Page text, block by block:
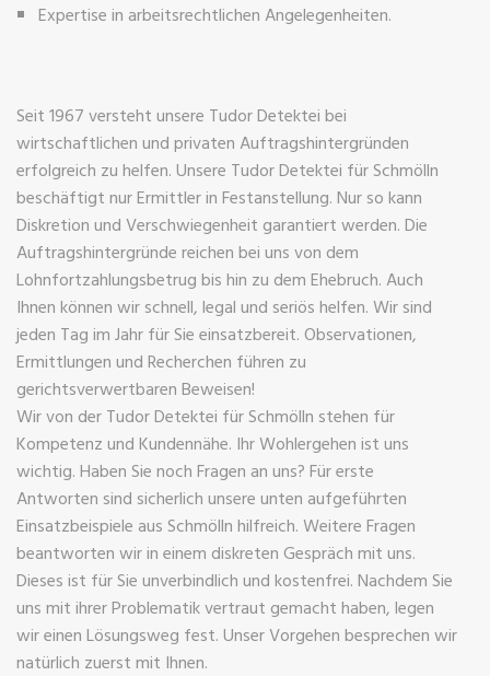
Expertise in arbeitsrechtlichen Angelegenheiten.
Seit 1967 versteht unsere Tudor Detektei bei
wirtschaftlichen und privaten Auftragshintergründen
erfolgreich zu helfen. Unsere Tudor Detektei für Schmölln
beschäftigt nur Ermittler in Festanstellung. Nur so kann
Diskretion und Verschwiegenheit garantiert werden. Die
Auftragshintergründe reichen bei uns von dem
Lohnfortzahlungsbetrug bis hin zu dem Ehebruch. Auch
Ihnen können wir schnell, legal und seriös helfen. Wir sind
jeden Tag im Jahr für Sie einsatzbereit. Observationen,
Ermittlungen und Recherchen führen zu
gerichtsverwertbaren Beweisen!
Wir von der Tudor Detektei für Schmölln stehen für
Kompetenz und Kundennähe. Ihr Wohlergehen ist uns
wichtig. Haben Sie noch Fragen an uns? Für erste
Antworten sind sicherlich unsere unten aufgeführten
Einsatzbeispiele aus Schmölln hilfreich. Weitere Fragen
beantworten wir in einem diskreten Gespräch mit uns.
Dieses ist für Sie unverbindlich und kostenfrei. Nachdem Sie
uns mit ihrer Problematik vertraut gemacht haben, legen
wir einen Lösungsweg fest. Unser Vorgehen besprechen wir
natürlich zuerst mit Ihnen.